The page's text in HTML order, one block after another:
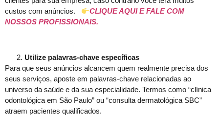
custos com anúncios.
CLIQUE AQUI E FALE COM
NOSSOS PROFISSIONAIS.
Utilize palavras-chave específicas
Para que seus anúncios alcancem quem realmente precisa dos
seus serviços, aposte em palavras-chave relacionadas ao
universo da saúde e da sua especialidade. Termos como “clínica
odontológica em São Paulo” ou “consulta dermatológica SBC”
atraem pacientes qualificados.